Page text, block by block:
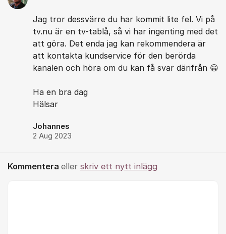
Jag tror dessvärre du har kommit lite fel. Vi på
tv.nu är en tv-tablå, så vi har ingenting med det
att göra. Det enda jag kan rekommendera är
att kontakta kundservice för den berörda
kanalen och höra om du kan få svar därifrån 😀
Ha en bra dag
Hälsar
Johannes
2 Aug 2023
Kommentera eller skriv ett nytt inlägg